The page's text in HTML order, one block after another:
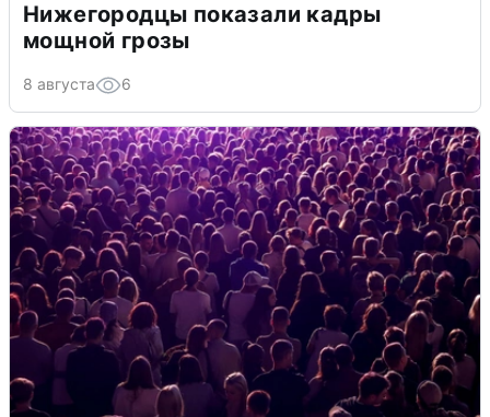
Нижегородцы показали кадры
мощной грозы
8 августа 6